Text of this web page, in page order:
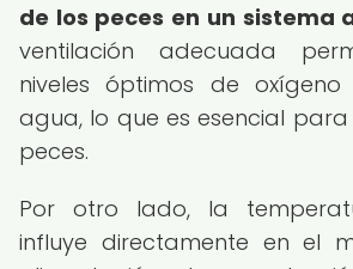
de los peces en un sistema
ventilación adecuada
niveles óptimos de
agua, lo que es esencial
peces.
Por otro lado, la
influye directamente en el